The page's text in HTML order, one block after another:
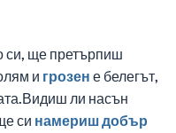
си, ще претърпиш
и грозен е белегът,
ли насън
си намеришдобър